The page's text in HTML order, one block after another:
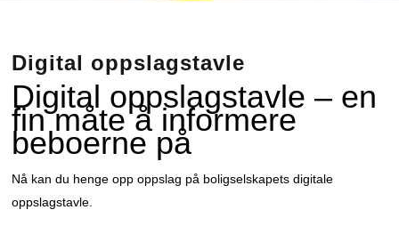
Digital oppslagstavle
Digital oppslagstavle – en
fin måte å informere
beboerne på
Nå kan du henge opp oppslag på boligselskapets digitale
oppslagstavle.